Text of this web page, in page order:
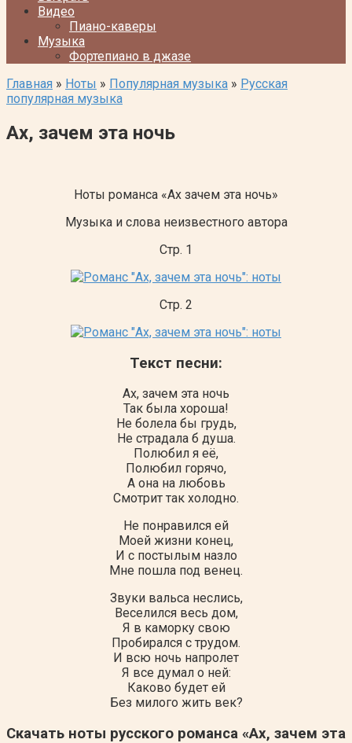
Видео
Пиано-каверы
Музыка
Фортепиано в джазе
Главная » Ноты » Популярная музыка » Русская
популярная музыка
Ах, зачем эта ночь
Ноты романса «Ах зачем эта ночь»
Музыка и слова неизвестного автора
Стр. 1
Стр. 2
Текст песни:
Ах, зачем эта ночь
Так была хороша!
Не болела бы грудь,
Не страдала б душа.
Полюбил я её,
Полюбил горячо,
А она на любовь
Смотрит так холодно.
Не понравился ей
Моей жизни конец,
И с постылым назло
Мне пошла под венец.
Звуки вальса неслись,
Веселился весь дом,
Я в каморку свою
Пробирался с трудом.
И всю ночь напролет
Я все думал о ней:
Каково будет ей
Без милого жить век?
Скачать ноты русского романса «Ах, зачем эта